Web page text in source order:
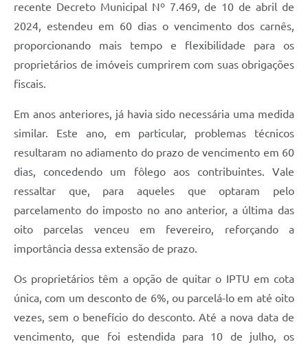
recente Decreto Municipal Nº 7.469, de 10 de abril de
2024, estendeu em 60 dias o vencimento dos carnês,
proporcionando mais tempo e flexibilidade para os
proprietários de imóveis cumprirem com suas obrigações
fiscais.
Em anos anteriores, já havia sido necessária uma medida
similar. Este ano, em particular, problemas técnicos
resultaram no adiamento do prazo de vencimento em 60
dias, concedendo um fôlego aos contribuintes. Vale
ressaltar que, para aqueles que optaram pelo
parcelamento do imposto no ano anterior, a última das
oito parcelas venceu em fevereiro, reforçando a
importância dessa extensão de prazo.
Os proprietários têm a opção de quitar o IPTU em cota
única, com um desconto de 6%, ou parcelá-lo em até oito
vezes, sem o benefício do desconto. Até a nova data de
vencimento, que foi estendida para 10 de julho, os